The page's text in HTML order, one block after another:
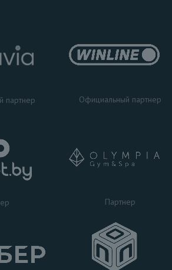
партнер Официальный партнер
Партнер